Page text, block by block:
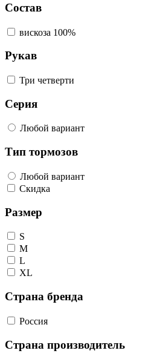
Состав
вискоза 100%
Рукав
Три четверти
Серия
Любой вариант
Тип тормозов
Любой вариант
Скидка
Размер
S
M
L
XL
Страна бренда
Россия
Страна производитель